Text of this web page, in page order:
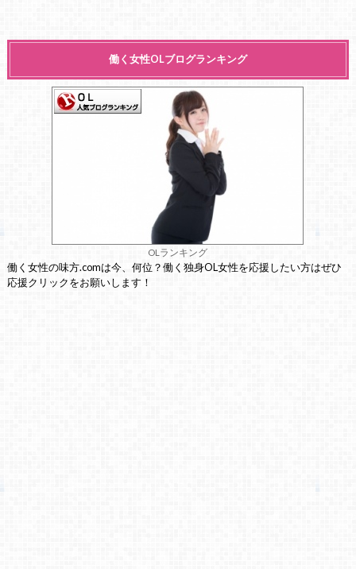
働く女性OLブログランキング
OLランキング
働く女性の味方.comは今、何位？働く独身OL女性を応援したい方はぜひ
応援クリックをお願いします！